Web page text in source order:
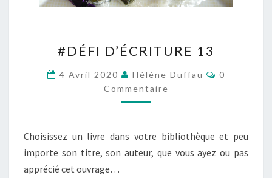
D’ÉCRITURE
13
#DÉFI D’ÉCRITURE 13
4 Avril 2020 Hélène Duffau
0
Commentaire
Choisissez un livre dans votre bibliothèque et peu
importe son titre, son auteur, que vous ayez ou pas
apprécié cet ouvrage…